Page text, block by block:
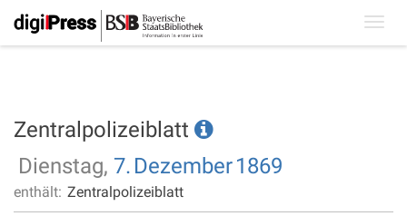
Zentralpolizeiblatt
Dienstag, 7. Dezember1869
enthält: Zentralpolizeiblatt